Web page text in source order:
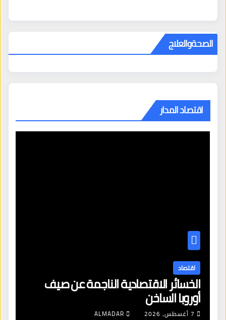
الصحةوالعلاج
اقتصاد المدار
اقتصاد
الخسائر الاقتصادية الناجمة عن صيف
أوروبا الساخن
7 أغسطس، 2026 ALMADAR